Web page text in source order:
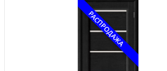
РАСПРОДАЖА